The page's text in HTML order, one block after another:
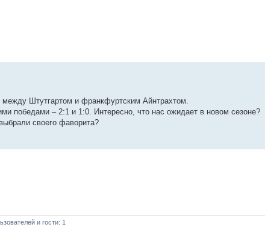
между Штутгартом и франкфуртским Айнтрахтом.
победами – 2:1 и 1:0. Интересно, что нас ожидает в новом сезоне?
своего фаворита?
и гости: 1